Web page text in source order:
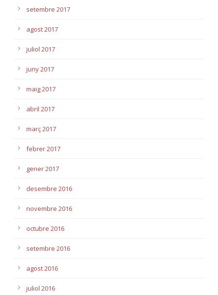
setembre 2017
agost 2017
juliol 2017
juny 2017
maig 2017
abril 2017
març 2017
febrer 2017
gener 2017
desembre 2016
novembre 2016
octubre 2016
setembre 2016
agost 2016
juliol 2016